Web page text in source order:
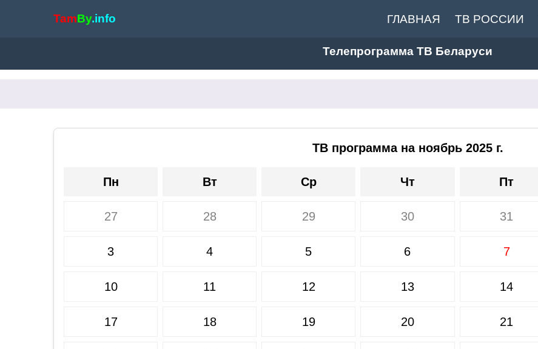
TamBy.info ГЛАВНАЯ ТВ РОССИИ
Телепрограмма ТВ Беларуси
ТВ программа на ноябрь 2025 г.
Пн Вт Ср Чт Пт
27 28 29 30 31
3 4 5 6 7
10 11 12 13 14
17 18 19 20 21